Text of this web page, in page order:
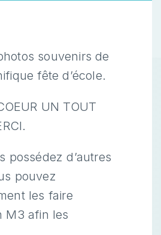
souvenirs de
fête d’école.
UN TOUT
possédez d’autres
pouvez
les faire
M3 afin les